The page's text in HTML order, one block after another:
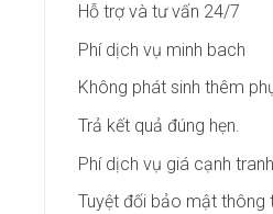
Hỗ trợ và tư vấn 24/7
Phí dịch vụ minh bach
Không phát sinh thêm
Trả kết quả đúng hẹn.
Phí dịch vụ giá cạnh tranh.
Tuyệt đối bảo mật thông